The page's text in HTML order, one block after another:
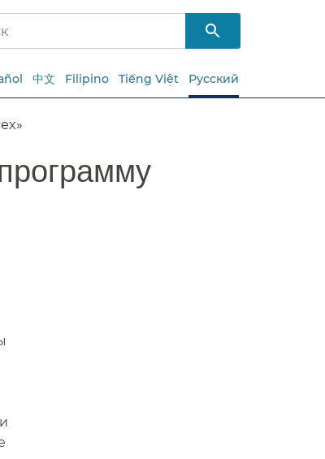
中文 Filipino Tiếng Việt Русский